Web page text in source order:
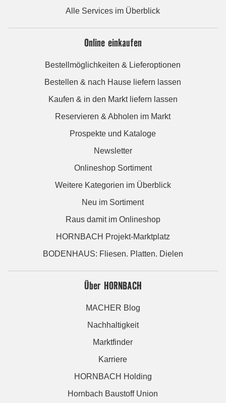
Alle Services im Überblick
Online einkaufen
Bestellmöglichkeiten & Lieferoptionen
Bestellen & nach Hause liefern lassen
Kaufen & in den Markt liefern lassen
Reservieren & Abholen im Markt
Prospekte und Kataloge
Newsletter
Onlineshop Sortiment
Weitere Kategorien im Überblick
Neu im Sortiment
Raus damit im Onlineshop
HORNBACH Projekt-Marktplatz
BODENHAUS: Fliesen. Platten. Dielen
Über HORNBACH
MACHER Blog
Nachhaltigkeit
Marktfinder
Karriere
HORNBACH Holding
Hornbach Baustoff Union